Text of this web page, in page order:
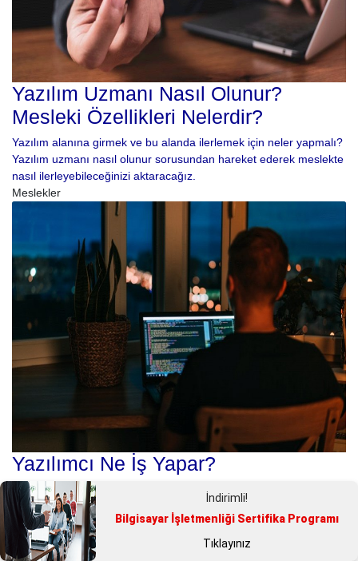
Yazılım Uzmanı Nasıl Olunur?
Mesleki Özellikleri Nelerdir?
Yazılım alanına girmek ve bu alanda ilerlemek için neler yapmalı?
Yazılım uzmanı nasıl olunur sorusundan hareket ederek meslekte
nasıl ilerleyebileceğinizi aktaracağız.
Meslekler
Yazılımcı Ne İş Yapar?
Yazılım sektörü sizin de ilginizi mi çekiyor? Öyleyse yazılımcı ne iş
yapar, yazılım nasıl öğrenilir gibi soruları yanıtladığımız yazımız
size hitap ediyor.
Meslekler
İndirimli!
Bilgisayar İşletmenliği Sertifika Programı
Tıklayınız